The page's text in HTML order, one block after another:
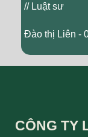
// Luật sư
Đào thị Liên -
CÔNG TY